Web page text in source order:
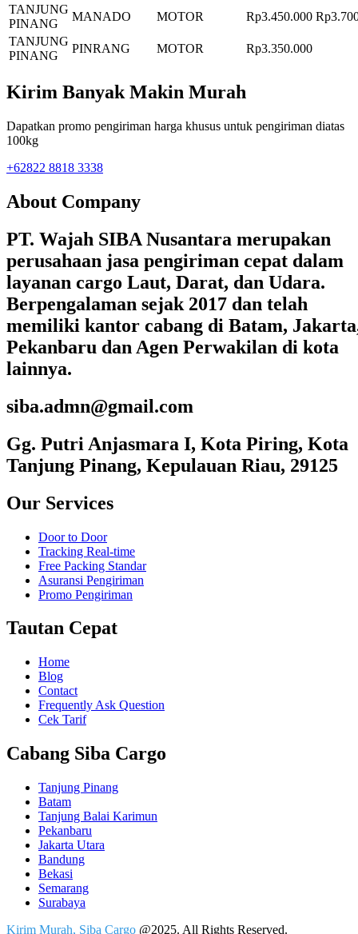
TANJUNG
PINANG
MANADO MOTOR Rp3.450.000
TANJUNG
PINANG
PINRANG MOTOR Rp3.350.000
Kirim Banyak Makin Murah
Dapatkan promo pengiriman harga khusus untuk pengiriman diatas
100kg
+62822 8818 3338
About Company
PT. Wajah SIBA Nusantara merupakan
perusahaan jasa pengiriman cepat dalam
layanan cargo Laut, Darat, dan Udara.
Berpengalaman sejak 2017 dan telah
memiliki kantor cabang di Batam,
Pekanbaru dan Agen Perwakilan di kota
lainnya.
siba.admn@gmail.com
Gg. Putri Anjasmara I, Kota Piring, Kota
Tanjung Pinang, Kepulauan Riau, 29125
Our Services
Door to Door
Tracking Real-time
Free Packing Standar
Asuransi Pengiriman
Promo Pengiriman
Tautan Cepat
Home
Blog
Contact
Frequently Ask Question
Cek Tarif
Cabang Siba Cargo
Tanjung Pinang
Batam
Tanjung Balai Karimun
Pekanbaru
Jakarta Utara
Bandung
Bekasi
Semarang
Surabaya
Kirim Murah, Siba Cargo @2025. All Rights Reserved.